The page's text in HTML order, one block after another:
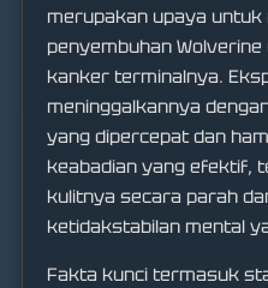
merupakan upaya
penyembuhan
kanker terminalnya.
meninggalkannya
yang dipercepat dan
keabadian yang efektif,
kulitnya secara parah
ketidakstabilan mental
Fakta kunci termasuk